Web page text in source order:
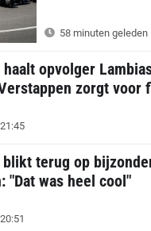
58 minuten geleden
haalt opvolger
zorgt voor
blikt terug op
"Dat was heel cool"